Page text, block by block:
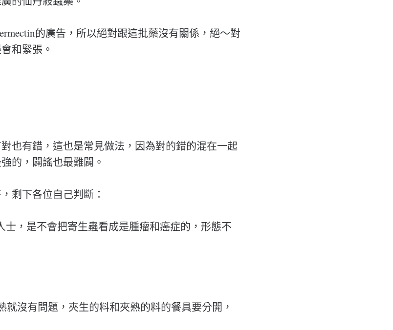
的廣告，所以絕對跟這批藥沒有關係，絕～對
和緊張。
也有錯，這也是常見做法，因為對的錯的混在一起
的，闢謠也最難闢。
剩下各位自己判斷：
士，是不會把寄生蟲看成是腫瘤和癌症的，形態不
就沒有問題，夾生的料和夾熟的料的餐具要分開，